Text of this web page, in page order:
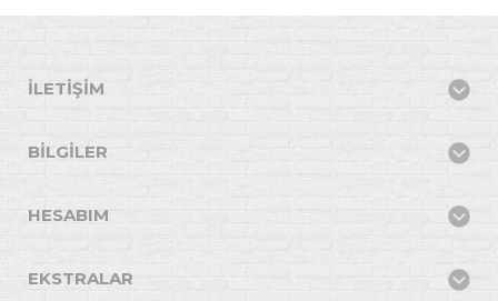
İLETIŞIM
BILGILER
HESABIM
EKSTRALAR